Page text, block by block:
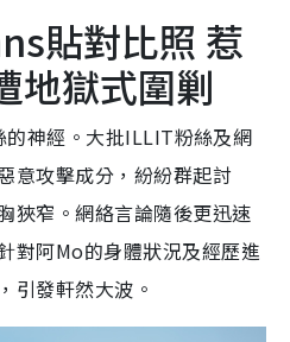
貼對比照 惹
地獄式圍剿
神經。大批ILLIT粉絲及網
意攻擊成分，紛紛群起討
狹窄。網絡言論隨後更迅速
對阿Mo的身體狀況及經歷進
引發軒然大波。